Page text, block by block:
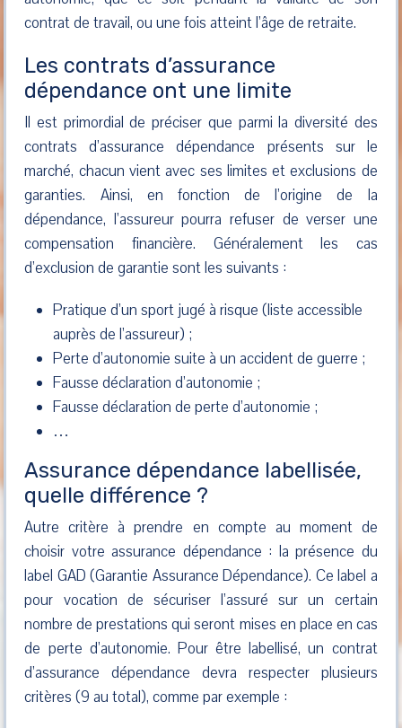
contrat de travail, ou une fois atteint l’âge de retraite.
Les contrats d’assurance
dépendance ont une limite
Il est primordial de préciser que parmi la diversité des
contrats d’assurance dépendance présents sur le
marché, chacun vient avec ses limites et exclusions de
garanties. Ainsi, en fonction de l’origine de la
dépendance, l’assureur pourra refuser de verser une
compensation financière. Généralement les cas
d’exclusion de garantie sont les suivants :
Pratique d’un sport jugé à risque (liste accessible
auprès de l’assureur) ;
Perte d’autonomie suite à un accident de guerre ;
Fausse déclaration d’autonomie ;
Fausse déclaration de perte d’autonomie ;
…
Assurance dépendance labellisée,
quelle différence ?
Autre critère à prendre en compte au moment de
choisir votre assurance dépendance : la présence du
label GAD (Garantie Assurance Dépendance). Ce label a
pour vocation de sécuriser l’assuré sur un certain
nombre de prestations qui seront mises en place en cas
de perte d’autonomie. Pour être labellisé, un contrat
d’assurance dépendance devra respecter plusieurs
critères (9 au total), comme par exemple :